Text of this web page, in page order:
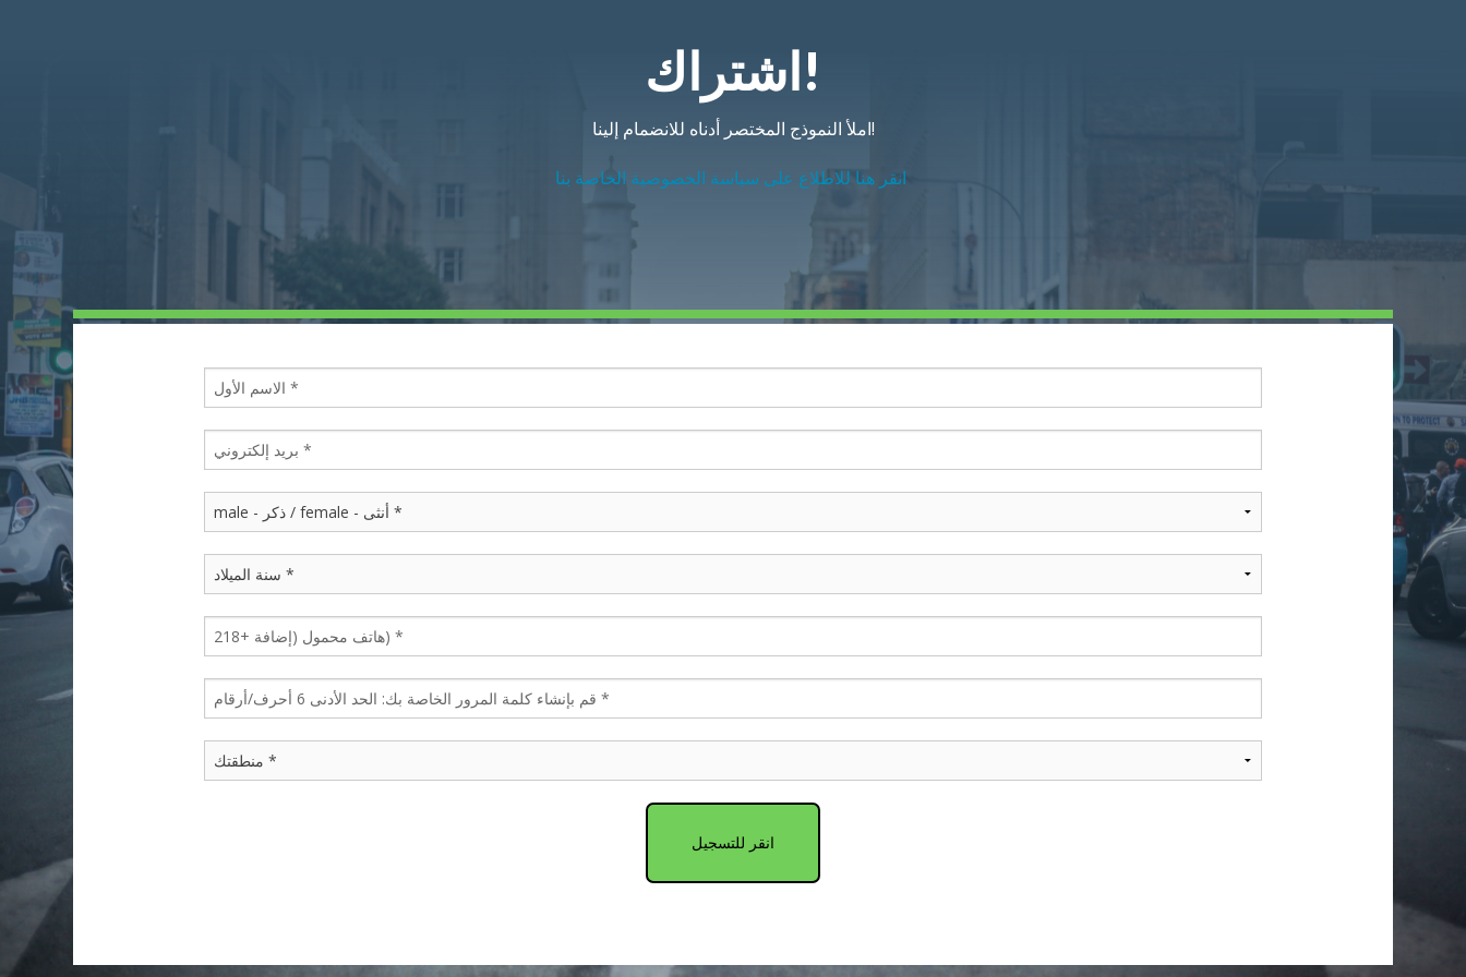
اشتراك!
املأ النموذج المختصر أدناه للانضمام إلينا!
انقر هنا للاطلاع على سياسة الخصوصية الخاصة بنا
انقر للتسجيل